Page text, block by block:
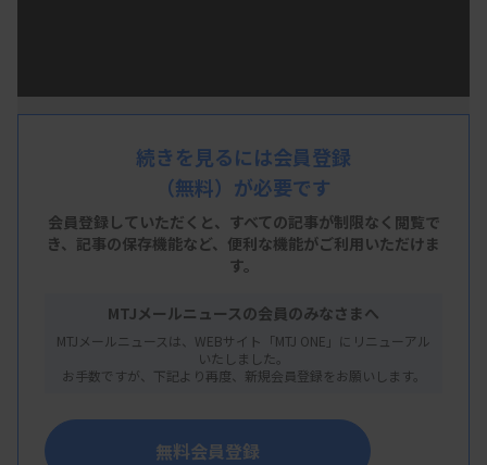
続きを見るには会員登録
（無料）が必要です
会員登録していただくと、すべての記事が制限なく閲覧で
き、 記事の保存機能など、便利な機能がご利用いただけま
す。
MTJメールニュースの会員のみなさまへ
MTJメールニュースは、WEBサイト「MTJ ONE」にリニューアル
いたしました。
お手数ですが、下記より再度、新規会員登録をお願いします。
無料会員登録